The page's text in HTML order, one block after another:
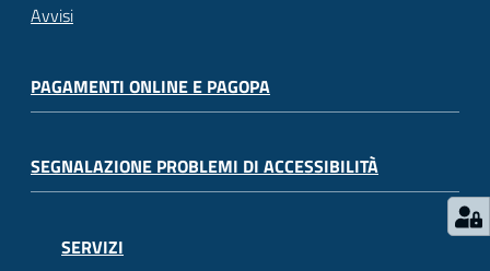
Avvisi
PAGAMENTI ONLINE E PAGOPA
SEGNALAZIONE PROBLEMI DI ACCESSIBILITÀ
SERVIZI